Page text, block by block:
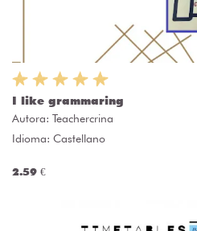
I like grammaring
Autora: Teachercrina
Idioma: Castellano
2.59 €